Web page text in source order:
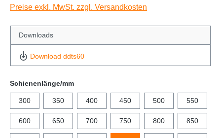
Preise exkl. MwSt. zzgl. Versandkosten
Downloads
Download ddts60
Schienenlänge/mm
300 350 400 450 500 550
600 650 700 750 800 850